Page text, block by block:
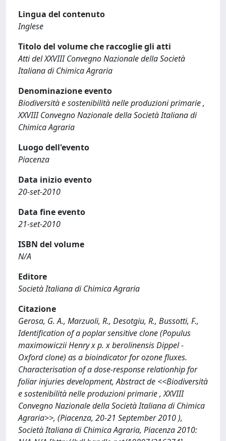
Lingua del contenuto
Inglese
Titolo del volume che raccoglie gli atti
Atti del XXVIII Convegno Nazionale della Società
Italiana di Chimica Agraria
Denominazione evento
Biodiversità e sostenibilità nelle produzioni primarie ,
XXVIII Convegno Nazionale della Società Italiana di
Chimica Agraria
Luogo dell'evento
Piacenza
Data inizio evento
20-set-2010
Data fine evento
21-set-2010
ISBN del volume
N/A
Editore
Società Italiana di Chimica Agraria
Citazione
Gerosa, G. A., Marzuoli, R., Desotgiu, R., Bussotti, F.,
Identification of a poplar sensitive clone (Populus
maximowiczii Henry x p. x berolinensis Dippel -
Oxford clone) as a bioindicator for ozone fluxes.
Characterisation of a dose-response relationhip for
foliar injuries development, Abstract de <<Biodiversità
e sostenibilità nelle produzioni primarie , XXVIII
Convegno Nazionale della Società Italiana di Chimica
Agraria>>, (Piacenza, 20-21 September 2010 ),
Società Italiana di Chimica Agraria, Piacenza 2010: